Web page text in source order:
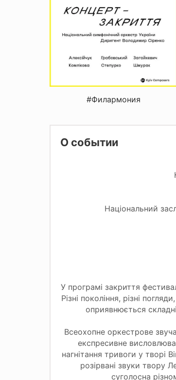
#Филармония
О событии
Національний
У програмі закриття
Різні покоління, різні
оприявнюється
Всеохопне оркестрове
експресивне
нагнітання тривоги у творі
розірвані звуки твору
суголосна